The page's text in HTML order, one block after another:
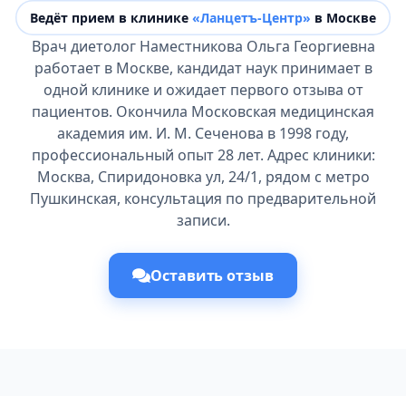
Ведёт прием в клинике «Ланцетъ-Центр» в Москве
Врач диетолог Наместникова Ольга Георгиевна
работает в Москве, кандидат наук принимает в
одной клинике и ожидает первого отзыва от
пациентов. Окончила Московская медицинская
академия им. И. М. Сеченова в 1998 году,
профессиональный опыт 28 лет. Адрес клиники:
Москва, Спиридоновка ул, 24/1, рядом с метро
Пушкинская, консультация по предварительной
записи.
Оставить отзыв